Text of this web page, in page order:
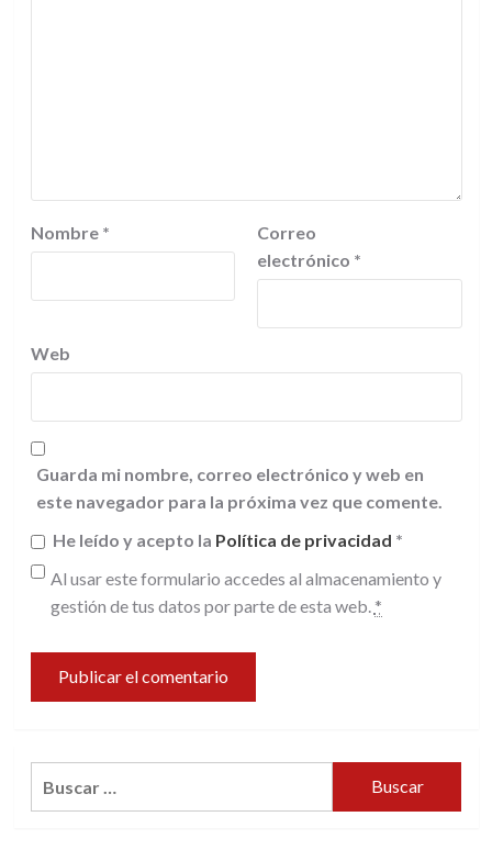
Nombre *
Correo
electrónico *
Web
Guarda mi nombre, correo electrónico y web en
este navegador para la próxima vez que comente.
He leído y acepto la Política de privacidad *
Al usar este formulario accedes al almacenamiento y
gestión de tus datos por parte de esta web. *